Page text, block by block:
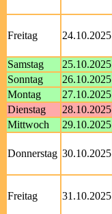
Freitag 24.10.2025
Samstag
25.10.2025
Sonntag
26.10.2025
Montag
27.10.2025
Dienstag
28.10.2025
Mittwoch
29.10.2025
Donnerstag 30.10.2025
Freitag 31.10.2025